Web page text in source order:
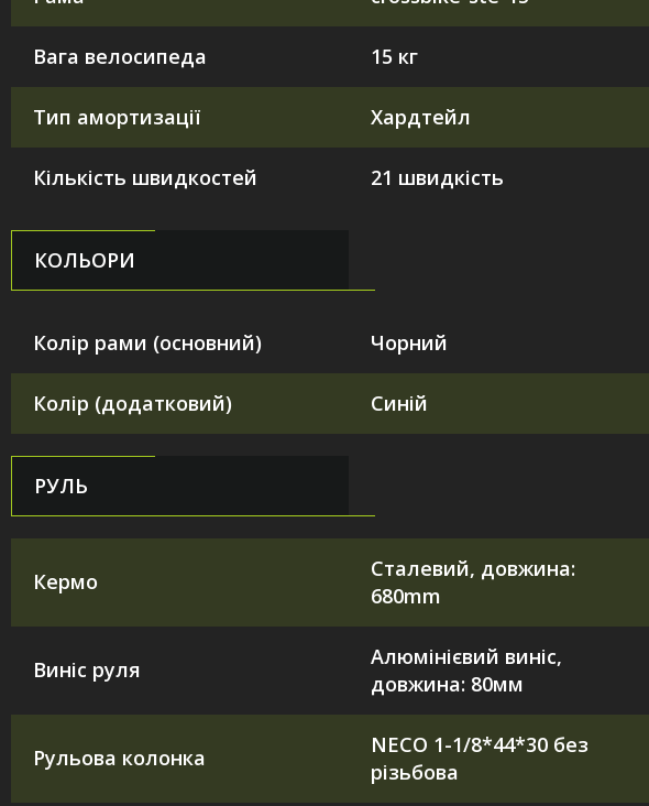
Вага велосипеда 15 кг
Тип амортизації Хардтейл
Кількість швидкостей 21 швидкість
КОЛЬОРИ
Колір рами (основний) Чорний
Колір (додатковий) Синій
РУЛЬ
Кермо
Сталевий, довжина:
680mm
Виніс руля
Алюмінієвий виніс,
довжина: 80мм
Рульова колонка
NECO 1-1/8*44*30 без
різьбова